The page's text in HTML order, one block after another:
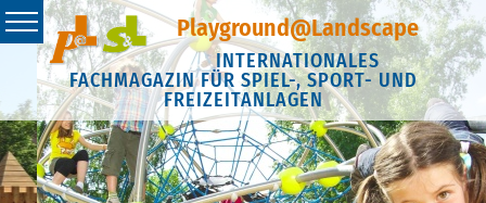
Playground@Landscape
INTERNATIONALES
FACHMAGAZIN FÜR SPIEL-, SPORT- UND
FREIZEITANLAGEN